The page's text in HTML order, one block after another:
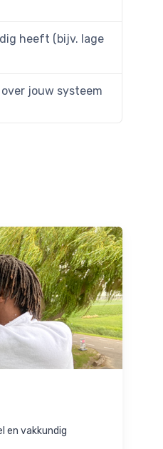
heeft (bijv. lage
jouw systeem
en vakkundig